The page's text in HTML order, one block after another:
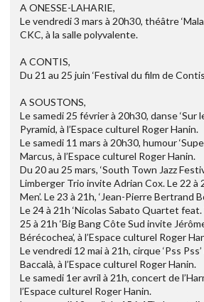
A ONESSE-LAHARIE,
Le vendredi 3 mars à 20h30, théâtre
CKC, à la salle polyvalente.
A CONTIS,
Du 21 au 25 juin ‘Festival du film de
A SOUSTONS,
Le samedi 25 février à 20h30, danse ‘Sur
Pyramid, à l’Espace culturel Roger Hanin.
Le samedi 11 mars à 20h30, humour
Marcus, à l’Espace culturel Roger Hanin.
Du 20 au 25 mars, ‘South Town Jazz
Limberger Trio invite Adrian Cox. Le 22 à
Men’. Le 23 à 21h, ‘Jean-Pierre Bertrand
Le 24 à 21h ‘Nicolas Sabato Quartet feat.
25 à 21h ‘Big Bang Côte Sud invite
Bérécochea’, à l’Espace culturel Roger
Le vendredi 12 mai à 21h, cirque ‘Pss
Baccalà, à l’Espace culturel Roger Hanin.
Le samedi 1er avril à 21h, concert de
l’Espace culturel Roger Hanin.